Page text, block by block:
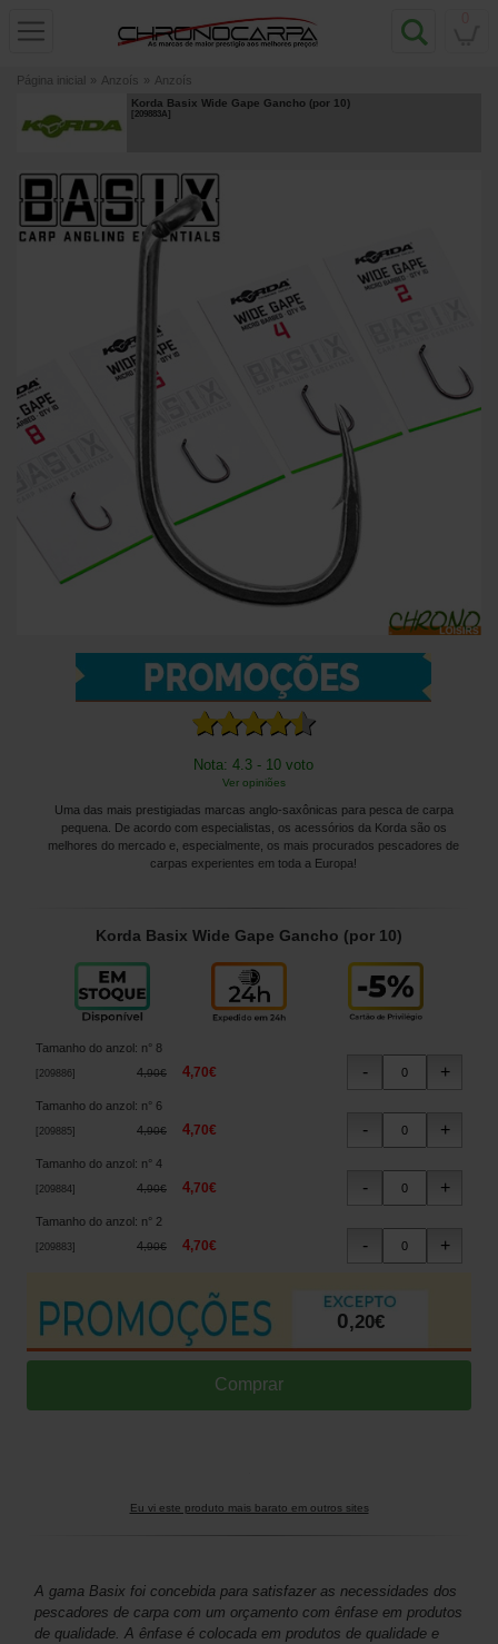
Página inicial » Anzoís » Anzoís
Korda Basix Wide Gape Gancho (por 10)
[209883A]
Nota: 4.3 - 10 voto
Ver opiniões
Uma das mais prestigiadas marcas anglo-saxônicas para pesca de carpa
pequena. De acordo com especialistas, os acessórios da Korda são os
melhores do mercado e, especialmente, os mais procurados pescadores de
carpas experientes em toda a Europa!
Korda Basix Wide Gape Gancho (por 10)
Tamanho do anzol : n° 8
209886] 4,90€ 4,70€
Tamanho do anzol : n° 6
209885] 4,90€ 4,70€
Tamanho do anzol : n° 4
209884] 4,90€ 4,70€
Tamanho do anzol : n° 2
209883 ] 4,90€ 4,70€
0,20€
Eu vi este produto mais barato em outros sites
A gama Basix foi concebida para satisfazer as necessidades dos
pescadores de carpa com um orçamento com ênfase em produtos
de qualidade. A ênfase é colocada em produtos de qualidade e